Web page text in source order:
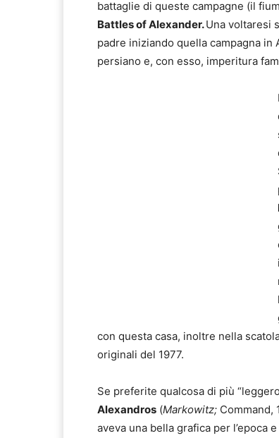
battaglie di queste campagne (il
Battles of Alexander.Una voltaresi
padre iniziando quella campagna
persiano e, con esso, imperitura
con questa casa, inoltre nella
originali del 1977.
Se preferite qualcosa di più
Alexandros (Markowitz; Command,
aveva una bella grafica per